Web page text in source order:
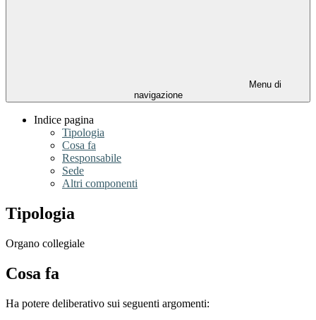
Menu di
navigazione
Indice pagina
Tipologia
Cosa fa
Responsabile
Sede
Altri componenti
Tipologia
Organo collegiale
Cosa fa
Ha potere deliberativo sui seguenti argomenti: